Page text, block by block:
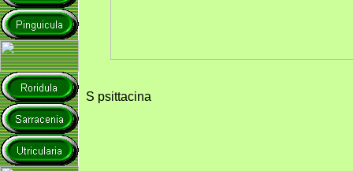
S psittacina